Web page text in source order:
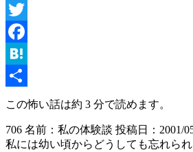
Line
Twitter
Facebook
Hatena
この怖い話は約 3 分で読めます。
706 名前：私の体験談 投稿日：2001/
私には幼い頃からどうしても忘れら